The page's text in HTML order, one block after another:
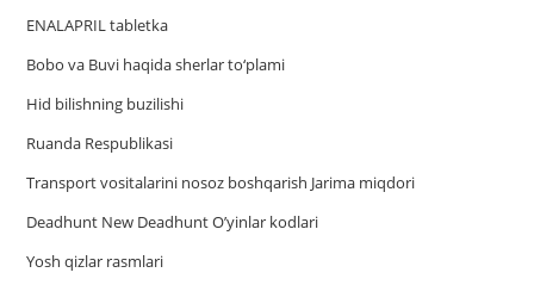
ENALAPRIL tabletka
Bobo va Buvi haqida sherlar to‘plami
Hid bilishning buzilishi
Ruanda Respublikasi
Trаnsport vositаlаrini nosoz boshqаrish Jаrimа miqdori
Deadhunt New Deadhunt O’yinlar kodlari
Yosh qizlar rasmlari